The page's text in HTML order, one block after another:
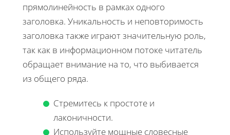
прямолинейность в рамках одного
заголовка. Уникальность и неповторимость
заголовка также играют значительную роль,
так как в информационном потоке читатель
обращает внимание на то, что выбивается
из общего ряда.
Стремитесь к простоте и
лаконичности.
Используйте мощные словесные